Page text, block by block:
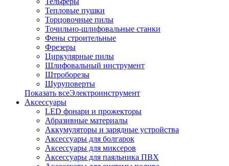
Тепловые пушки
Торцовочные пилы
Точильно-шлифовальные станки
Фены строительные
Фрезеры
Циркулярные пилы
Шлифовальный инструмент
Штроборезы
Шуруповерты
Показать всеЭлектроинструмент
Аксессуары
LED фонари и прожекторы
Абразивные материалы
Аккумуляторы и зарядные устройства
Аксессуары для болгарок
Аксессуары для миксеров
Аксессуары для паяльника ПВХ